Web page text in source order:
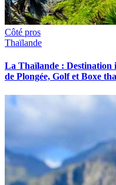
Côté pros
Thaïlande
La Thaïlande : Destination
de Plongée, Golf et Boxe